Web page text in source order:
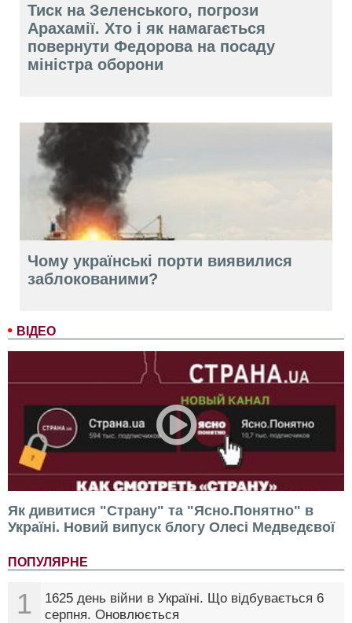
ВІДЕО
Як дивитися "Страну" та "Ясно.Понятно" в
Україні. Новий випуск блогу Олесі Медведєвої
ПОПУЛЯРНЕ
1
1625 день війни в Україні. Що відбувається 6
серпня. Оновлюється
Тиск на Зеленського, погрози
Арахамії. Хто і як намагається
повернути Федорова на посаду
міністра оборони
Чому українські порти виявилися
заблокованими?